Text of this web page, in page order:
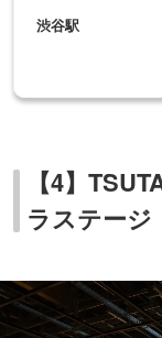
渋谷駅
【4】
ラステージ